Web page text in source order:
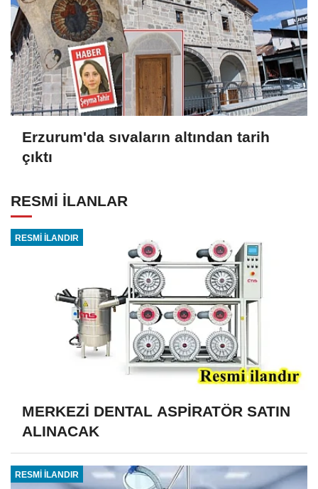
Erzurum'da sıvaların altından tarih
çıktı
RESMİ İLANLAR
RESMİ İLANDIR
MERKEZİ DENTAL ASPİRATÖR SATIN
ALINACAK
RESMİ İLANDIR